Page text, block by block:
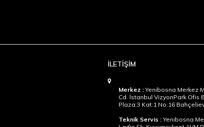
İLETİŞİM
Merkez : Yenibosna Merkez
Cd. İstanbul VizyonPark Ofis
Plaza:3 Kat:1 No:16
Teknik Servis : Yenibosna